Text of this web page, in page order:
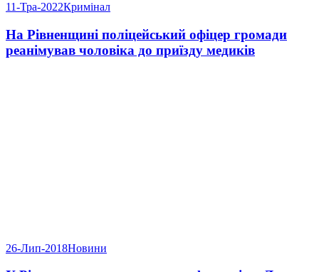
11-Тра-2022Кримінал
На Рівненщині поліцейський офіцер громади
реанімував чоловіка до приїзду медиків
26-Лип-2018Новини